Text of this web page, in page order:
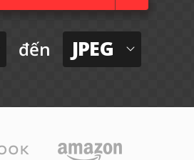
đến JPEG